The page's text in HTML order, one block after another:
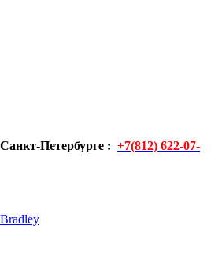
Петербурге : +7(812) 622-07-